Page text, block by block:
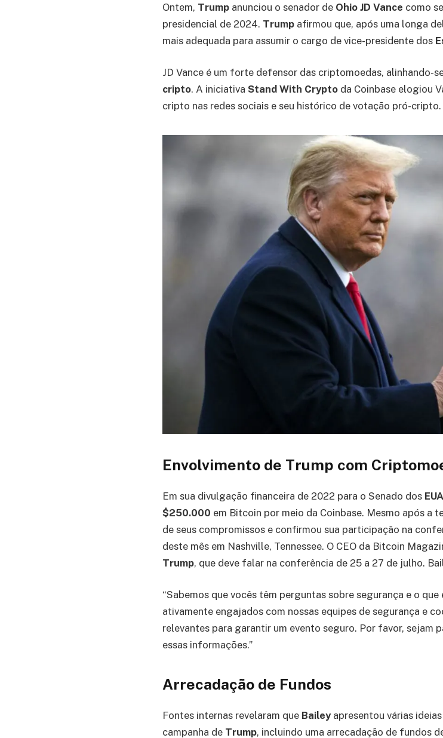
Ontem, Trump anunciou o senador de Ohio JD Vance como
presidencial de 2024. Trump afirmou que, após uma longa
mais adequada para assumir o cargo de vice-presidente dos
JD Vance é um forte defensor das criptomoedas, alinhando-
cripto. A iniciativa Stand With Crypto da Coinbase elogiou
cripto nas redes sociais e seu histórico de votação pró-cripto.
Envolvimento de Trump com
Em sua divulgação financeira de 2022 para o Senado dos EUA
$250.000 em Bitcoin por meio da Coinbase. Mesmo após a
de seus compromissos e confirmou sua participação na
deste mês em Nashville, Tennessee. O CEO da Bitcoin
Trump, que deve falar na conferência de 25 a 27 de julho.
“Sabemos que vocês têm perguntas sobre segurança e o
ativamente engajados com nossas equipes de segurança e
relevantes para garantir um evento seguro. Por favor, sejam
essas informações.”
Arrecadação de Fundos
Fontes internas revelaram que Bailey apresentou várias
campanha de Trump, incluindo uma arrecadação de fundos